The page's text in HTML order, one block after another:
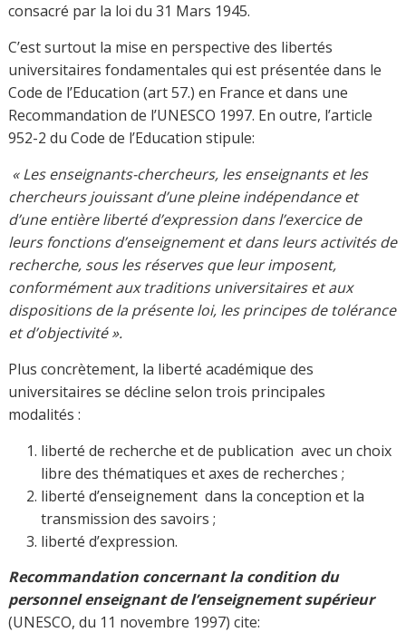
aux enseignants de l’enseignement supérieur, ce qui
englobe:
– la liberté d’enseignement et de discussion en dehors
de toute contrainte doctrinale,
– la liberté d’effectuer des recherches et d’en diffuser et
– le droit d’exprimer librement leur opinion sur
l’établissement ou le système au sein duquel ils
travaillent,
– le droit de ne pas être soumis à la censure
institutionnelle et celui de participer librement aux
activités d’organisations professionnelles ou
d’organisations académiques représentatives»
La liberté académique trouve son origine dans les
traditions universitaires. Le constitutionaliste Georges
VEDEL la définissait comme «
qui sont confiés d’autres hommes libres ».
La liberté d’expression, l’indépendance du chercheur, la
nécessaire neutralité de comportement et l’objectivité du
savoir, sont les conditions qui permettent l’exercice
même de l’activité de l’universitaire. Néanmoins le
dispositif juridique reste assez flou pour certains points.
La liberté d’expression va de soi à partir de la Déclaration
des Droits de l’Homme. Il convient d’attribuer aux